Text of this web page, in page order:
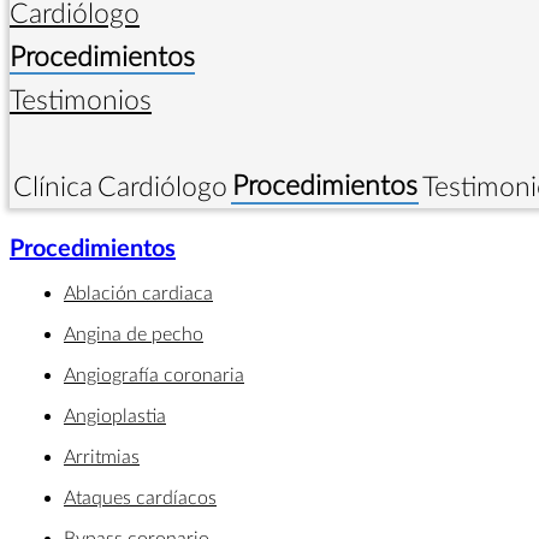
Cardiólogo
Procedimientos
Testimonios
Clínica Cardiólogo Procedimientos
Procedimientos
Ablación cardiaca
Angina de pecho
Angiografía coronaria
Angioplastia
Arritmias
Ataques cardíacos